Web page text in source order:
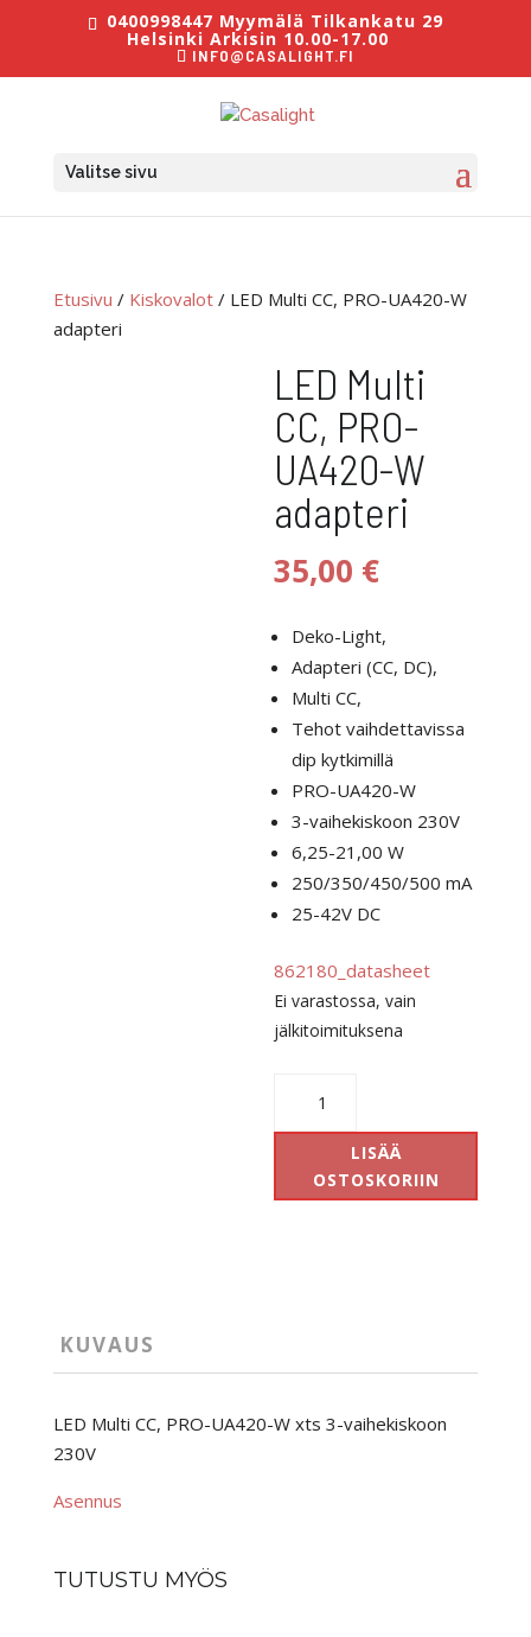
0400998447 Myymälä Tilkankatu 29
Helsinki Arkisin 10.00-17.00
INFO@CASALIGHT.FI
Valitse sivu
Etusivu / Kiskovalot/ LED Multi CC, PRO-UA420-W
adapteri
LED Multi
CC, PRO-
UA420-W
adapteri
35,00 €
Deko-Light,
Adapteri (CC, DC),
Multi CC,
Tehot vaihdettavissa
dip kytkimillä
PRO-UA420-W
3-vaihekiskoon 230V
6,25-21,00 W
250/350/450/500 mA
25-42V DC
862180_datasheet
Ei varastossa, vain
jälkitoimituksena
PRO-
UA420-
LISÄÄ
OSTOSKORIIN
KUVAUS
LED Multi CC, PRO-UA420-W xts 3-vaihekiskoon
230V
Asennus
TUTUSTU MYÖS